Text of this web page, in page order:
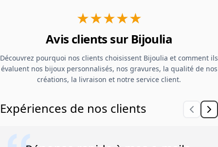
★★★★★
Avis clients sur Bijoulia
Découvrez pourquoi nos clients choisissent Bijoulia et comment ils
évaluent nos bijoux personnalisés, nos gravures, la qualité de nos
créations, la livraison et notre service client.
Expériences de nos clients